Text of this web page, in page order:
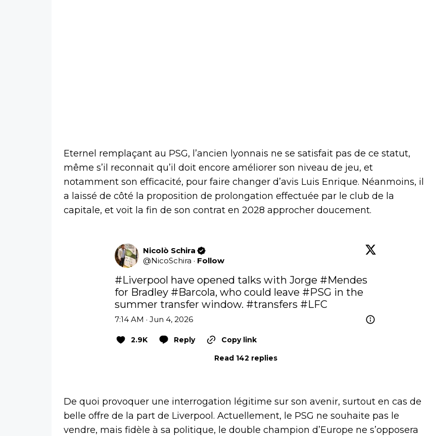
Eternel remplaçant au PSG, l’ancien lyonnais ne se satisfait pas de ce statut,
même s’il reconnait qu’il doit encore améliorer son niveau de jeu, et
notamment son efficacité, pour faire changer d’avis Luis Enrique. Néanmoins, il
a laissé de côté la proposition de prolongation effectuée par le club de la
capitale, et voit la fin de son contrat en 2028 approcher doucement.
Nicolò Schira
@NicoSchira · Follow
#Liverpool have opened talks with Jorge #Mendes
for Bradley #Barcola, who could leave #PSG in the
summer transfer window. #transfers #LFC
7:14 AM · Jun 4, 2026
2.9K Reply
Copy link
Read 142 replies
De quoi provoquer une interrogation légitime sur son avenir, surtout en cas de
belle offre de la part de Liverpool. Actuellement, le PSG ne souhaite pas le
vendre, mais fidèle à sa politique, le double champion d’Europe ne s’opposera